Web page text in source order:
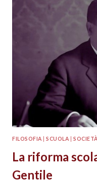
FILOSOFIA |SCUOLA |SOCIETÀ
La riforma
Gentile